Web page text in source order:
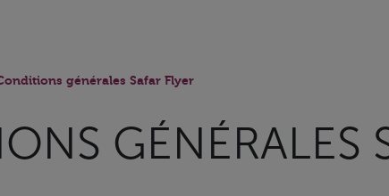
accueil
générales Safar Flyer
GÉNÉRALES